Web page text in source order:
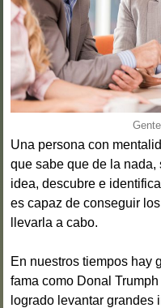
Una persona con
que sabe que de la
idea, descubre e
es capaz de conseguir
llevarla a cabo.
En nuestros tiempos hay
fama como Donal
logrado levantar grandes